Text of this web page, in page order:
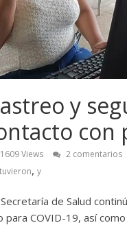
y
con
1609 Views 2 comentarios
tuvieron, y
de Salud
para COVID-19, así